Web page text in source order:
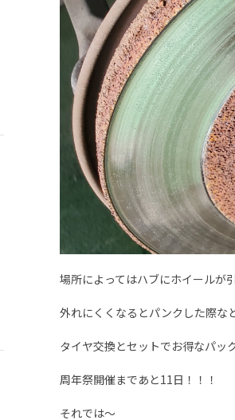
場所によってはハブにホイールが
外れにくくなるとパンクした際な
タイヤ交換とセットでお得なパ
周年祭開催まであと11日！！！
それでは〜